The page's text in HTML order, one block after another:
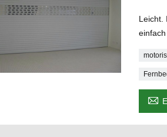
Leicht.
